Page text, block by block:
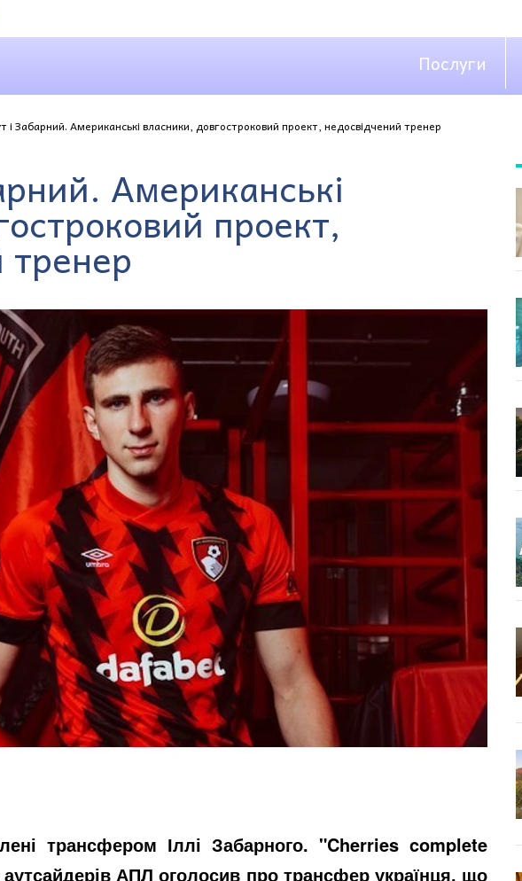
Послуги
і Забарний. Американські власники, довгостроковий проект, недосвідчений тренер
Американські
проект,
тренер
трансфером Іллі Забарного. "Cherries complete
АПЛ оголосив про трансфер українця, що